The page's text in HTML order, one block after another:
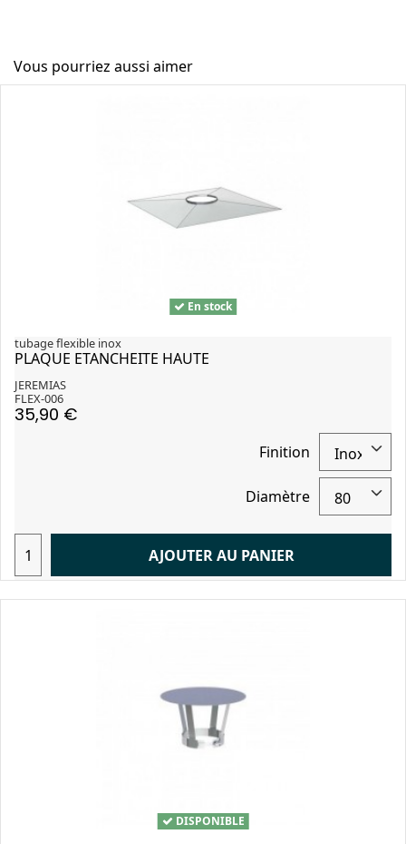
Vous pourriez aussi aimer
En stock
tubage flexible inox
PLAQUE ETANCHEITE HAUTE
JEREMIAS
FLEX-006
35,90 €
Finition
Diamètre
AJOUTER AU PANIER
DISPONIBLE